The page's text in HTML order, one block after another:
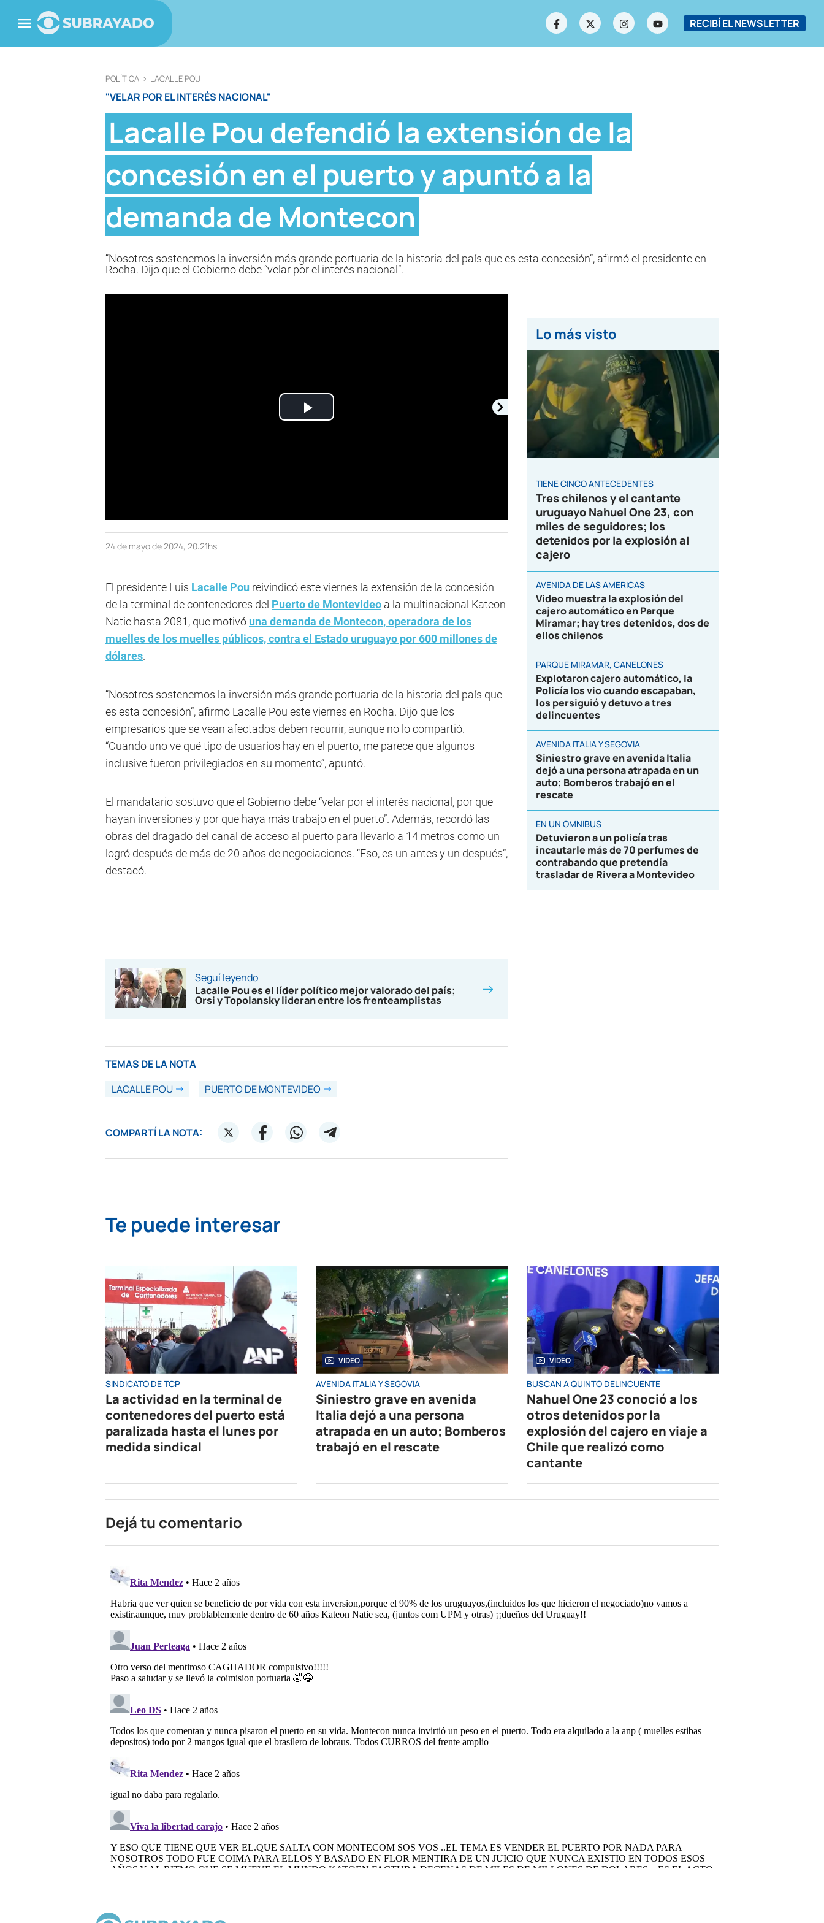
RECIBÍ EL NEWSLETTER
POLÍTICA > LACALLE POU
"VELAR POR EL INTERÉS NACIONAL"
Lacalle Pou defendió la extensión de la
concesión en el puerto y apuntó a la
demanda de Montecon
“Nosotros sostenemos la inversión más grande portuaria de la historia del país que es esta concesión”, afirmó el presidente en
Rocha. Dijo que el Gobierno debe “velar por el interés nacional”.
Play
24 de mayo de 2024, 20:21hs
El presidente Luis Lacalle Pou reivindicó este viernes la extensión de la concesión
de la terminal de contenedores del Puerto de Montevideo a la multinacional Kateon
Natie hasta 2081, que motivó una demanda de Montecon, operadora de los
muelles de los muelles públicos, contra el Estado uruguayo por 600 millones de
dólares.
“Nosotros sostenemos la inversión más grande portuaria de la historia del país que
es esta concesión”, afirmó Lacalle Pou este viernes en Rocha. Dijo que los
empresarios que se vean afectados deben recurrir, aunque no lo compartió.
“Cuando uno ve qué tipo de usuarios hay en el puerto, me parece que algunos
inclusive fueron privilegiados en su momento”, apuntó.
El mandatario sostuvo que el Gobierno debe “velar por el interés nacional, por que
hayan inversiones y por que haya más trabajo en el puerto”. Además, recordó las
obras del dragado del canal de acceso al puerto para llevarlo a 14 metros como un
logró después de más de 20 años de negociaciones. “Eso, es un antes y un después”,
destacó.
Seguí leyendo
Lacalle Pou es el líder político mejor valorado del país;
Orsi y Topolansky lideran entre los frenteamplistas
TEMAS DE LA NOTA
LACALLE POU
PUERTO DE MONTEVIDEO
COMPARTÍ LA NOTA:
Lo más visto
TIENE CINCO ANTECEDENTES
Tres chilenos y el cantante
uruguayo Nahuel One 23, con
miles de seguidores; los
detenidos por la explosión al
cajero
AVENIDA DE LAS AMÉRICAS
Video muestra la explosión del
cajero automático en Parque
Miramar; hay tres detenidos, dos de
ellos chilenos
PARQUE MIRAMAR, CANELONES
Explotaron cajero automático, la
Policía los vio cuando escapaban,
los persiguió y detuvo a tres
delincuentes
AVENIDA ITALIA Y SEGOVIA
Siniestro grave en avenida Italia
dejó a una persona atrapada en un
auto; Bomberos trabajó en el
rescate
EN UN ÓMNIBUS
Detuvieron a un policía tras
incautarle más de 70 perfumes de
contrabando que pretendía
trasladar de Rivera a Montevideo
Te puede interesar
SINDICATO DE TCP
La actividad en la terminal de
contenedores del puerto está
paralizada hasta el lunes por
medida sindical
VIDEO
AVENIDA ITALIA Y SEGOVIA
Siniestro grave en avenida
Italia dejó a una persona
atrapada en un auto; Bomberos
trabajó en el rescate
VIDEO
BUSCAN A QUINTO DELINCUENTE
Nahuel One 23 conoció a los
otros detenidos por la
explosión del cajero en viaje a
Chile que realizó como
cantante
Dejá tu comentario